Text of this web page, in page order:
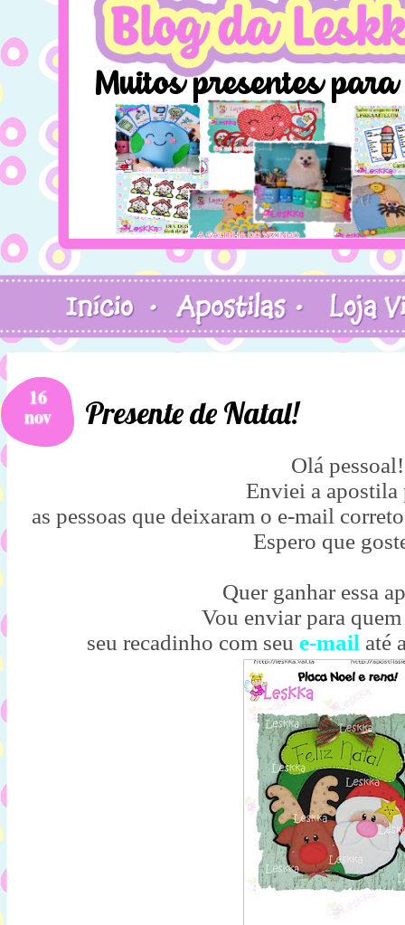
16
nov Presente de Natal!
Olá pessoal!
Enviei a apostila
as pessoas que deixaram o e-mail
Espero que
Quer ganhar essa
Vou enviar para
seu recadinho com seu e-mail até